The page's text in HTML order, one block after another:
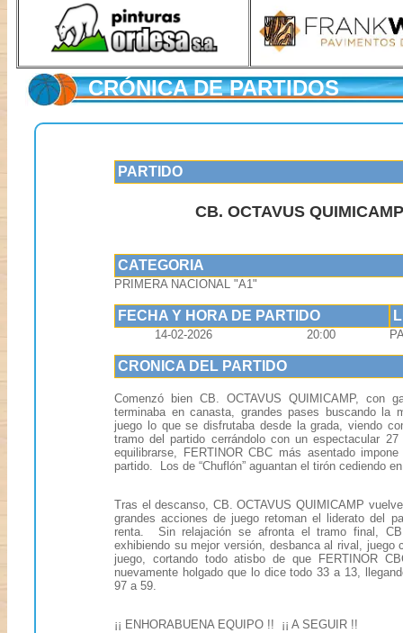
CRÓNICA DE PARTIDOS
PARTIDO
CB. OCTAVUS
CATEGORIA
PRIMERA NACIONAL "A1"
FECHA Y HORA DE PARTIDO
14-02-2026 20:00
CRONICA DEL PARTIDO
Comenzó bien CB. OCTAVUS QUIMICAMP, con
terminaba en canasta, grandes pases buscando la
juego lo que se disfrutaba desde la grada, viendo
tramo del partido cerrándolo con un espectacular
equilibrarse, FERTINOR CBC más asentado
partido. Los de “Chuflón” aguantan el tirón cediendo
Tras el descanso, CB. OCTAVUS QUIMICAMP
grandes acciones de juego retoman el liderato del
renta. Sin relajación se afronta el tramo final,
exhibiendo su mejor versión, desbanca al rival,
juego, cortando todo atisbo de que FERTINOR
nuevamente holgado que lo dice todo 33 a 13,
97 a 59.
¡¡ ENHORABUENA EQUIPO !! ¡¡ A SEGUIR !!